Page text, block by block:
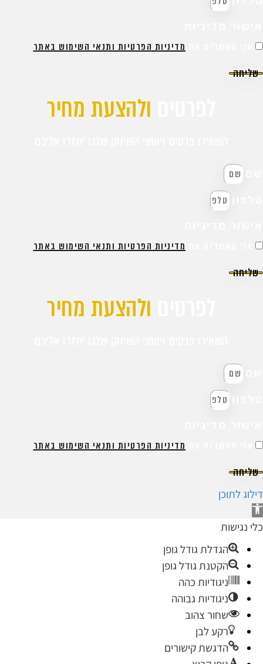
אני מאשר/ת את
מדיניות הפרטיות ותנאי השימוש באתר
שליחה
ולהצעת מחיר
אני מאשר/ת את
מדיניות הפרטיות ותנאי השימוש באתר
שליחה
ולהצעת מחיר
אני מאשר/ת את
מדיניות הפרטיות ותנאי השימוש באתר
שליחה
לתוכן
נגישות
הגדלת גודל גופן
הקטנת גודל גופן
ניגודיות כהה
ניגודיות גבוהה
שחור צהוב
רקע לבן
הדגשת קישורים